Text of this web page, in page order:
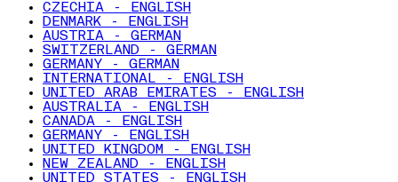
CZECHIA - ENGLISH
DENMARK - ENGLISH
AUSTRIA - GERMAN
SWITZERLAND - GERMAN
GERMANY - GERMAN
INTERNATIONAL - ENGLISH
UNITED ARAB EMIRATES - ENGLISH
AUSTRALIA - ENGLISH
CANADA - ENGLISH
GERMANY - ENGLISH
UNITED KINGDOM - ENGLISH
NEW ZEALAND - ENGLISH
UNITED STATES - ENGLISH